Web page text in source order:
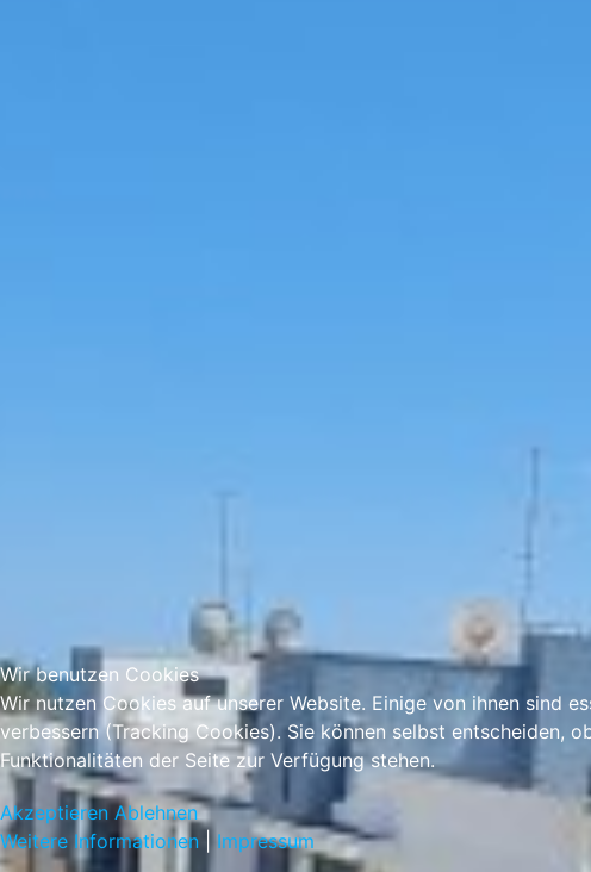
Wir benutzen Cookies
Wir nutzen Cookies auf unserer Website. Einige von ihnen sind
verbessern (Tracking Cookies). Sie können selbst entscheiden,
Funktionalitäten der Seite zur Verfügung stehen.
Akzeptieren Ablehnen
Weitere Informationen
Impressum